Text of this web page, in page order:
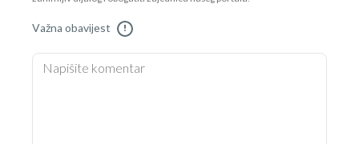
Važna obavijest !